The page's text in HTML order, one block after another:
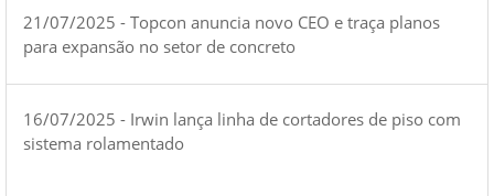
21/07/2025 - Topcon anuncia novo CEO e traça planos
para expansão no setor de concreto
16/07/2025 - Irwin lança linha de cortadores de piso com
sistema rolamentado